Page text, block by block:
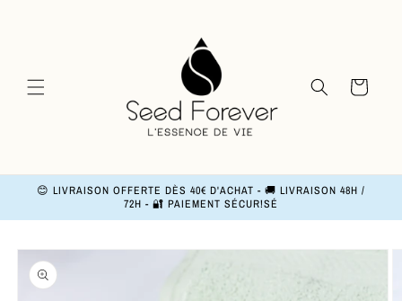
Basket
😊 LIVRAISON OFFERTE DÈS 40€ D'ACHAT - 🚚 LIVRAISON 48H /
72H - 🔐 PAIEMENT SÉCUR!SÉ
Skip to
product
information